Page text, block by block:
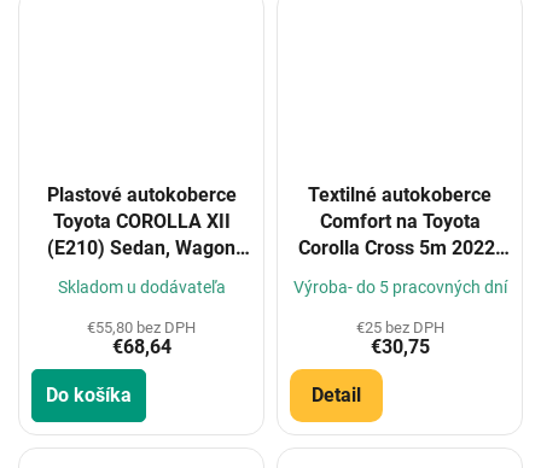
Plastové autokoberce
Toyota COROLLA XII
(E210) Sedan, Wagon
2018-
Skladom u dodávateľa
€55,80 bez DPH
€68,64
Do košíka
Textilné autokoberce
Comfort na Toyota
Corolla Cross 5m 2022-
(Konfigurátor)
Výroba- do 5 pracovných dní
€25 bez DPH
€30,75
Detail